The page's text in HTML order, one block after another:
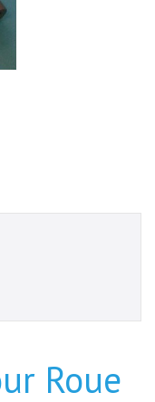
Roue